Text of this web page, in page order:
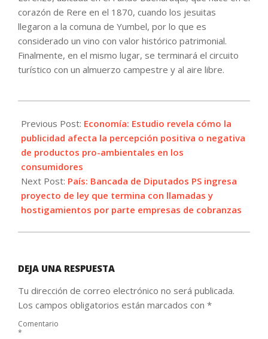
corazón de Rere en el 1870, cuando los jesuitas
llegaron a la comuna de Yumbel, por lo que es
considerado un vino con valor histórico patrimonial.
Finalmente, en el mismo lugar, se terminará el circuito
turístico con un almuerzo campestre y al aire libre.
11-
16
Previous Post: Economía: Estudio revela cómo la
publicidad afecta la percepción positiva o negativa
de productos pro-ambientales en los
consumidores
Next Post: País: Bancada de Diputados PS ingresa
proyecto de ley que termina con llamadas y
hostigamientos por parte empresas de cobranzas
DEJA UNA RESPUESTA
Tu dirección de correo electrónico no será publicada.
Los campos obligatorios están marcados con *
Comentario
*